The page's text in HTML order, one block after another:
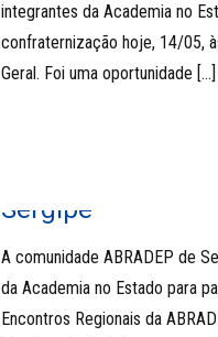
integrantes da Academia no
confraternização hoje, 14/05,
Geral. Foi uma oportunidade […]
Sergipe
A comunidade ABRADEP de
da Academia no Estado para
Encontros Regionais da